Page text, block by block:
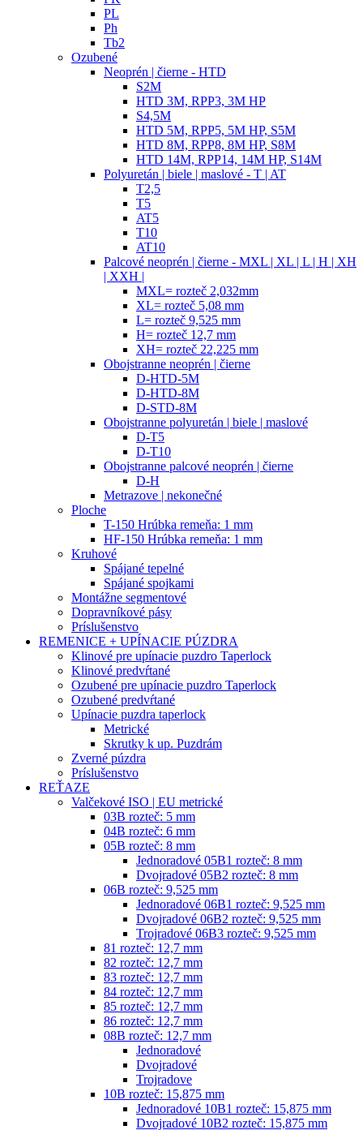
PL
Ph
Tb2
Ozubené
Neoprén | čierne - HTD
S2M
HTD 3M, RPP3, 3M HP
S4,5M
HTD 5M, RPP5, 5M HP, S5M
HTD 8M, RPP8, 8M HP, S8M
HTD 14M, RPP14, 14M HP, S14M
Polyuretán | biele | maslové - T | AT
T2,5
T5
AT5
T10
AT10
Palcové neoprén | čierne - MXL | XL | L | H | XH
| XXH |
MXL= rozteč 2,032mm
XL= rozteč 5,08 mm
L= rozteč 9,525 mm
H= rozteč 12,7 mm
XH= rozteč 22,225 mm
Obojstranne neoprén | čierne
D-HTD-5M
D-HTD-8M
D-STD-8M
Obojstranne polyuretán | biele | maslové
D-T5
D-T10
Obojstranne palcové neoprén | čierne
D-H
Metrazove | nekonečné
Ploche
T-150 Hrúbka remeňa: 1 mm
HF-150 Hrúbka remeňa: 1 mm
Kruhové
Spájané tepelné
Spájané spojkami
Montážne segmentové
Dopravníkové pásy
Príslušenstvo
REMENICE + UPÍNACIE PÚZDRA
Klinové pre upínacie puzdro Taperlock
Klinové predvŕtané
Ozubené pre upínacie puzdro Taperlock
Ozubené predvŕtané
Upínacie puzdra taperlock
Metrické
Skrutky k up. Puzdrám
Zverné púzdra
Príslušenstvo
REŤAZE
Valčekové ISO | EU metrické
03B rozteč: 5 mm
04B rozteč: 6 mm
05B rozteč: 8 mm
Jednoradové 05B1 rozteč: 8 mm
Dvojradové 05B2 rozteč: 8 mm
06B rozteč: 9,525 mm
Jednoradové 06B1 rozteč: 9,525 mm
Dvojradové 06B2 rozteč: 9,525 mm
Trojradové 06B3 rozteč: 9,525 mm
81 rozteč: 12,7 mm
82 rozteč: 12,7 mm
83 rozteč: 12,7 mm
84 rozteč: 12,7 mm
85 rozteč: 12,7 mm
86 rozteč: 12,7 mm
08B rozteč: 12,7 mm
Jednoradové
Dvojradové
Trojradove
10B rozteč: 15,875 mm
Jednoradové 10B1 rozteč: 15,875 mm
Dvojradové 10B2 rozteč: 15,875 mm